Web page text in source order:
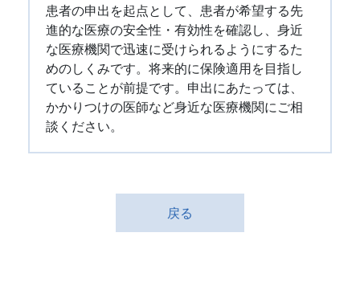
患者の申出を起点として、患者が希望する先
進的な医療の安全性・有効性を確認し、身近
な医療機関で迅速に受けられるようにするた
めのしくみです。将来的に保険適用を目指し
ていることが前提です。申出にあたっては、
かかりつけの医師など身近な医療機関にご相
談ください。
戻る